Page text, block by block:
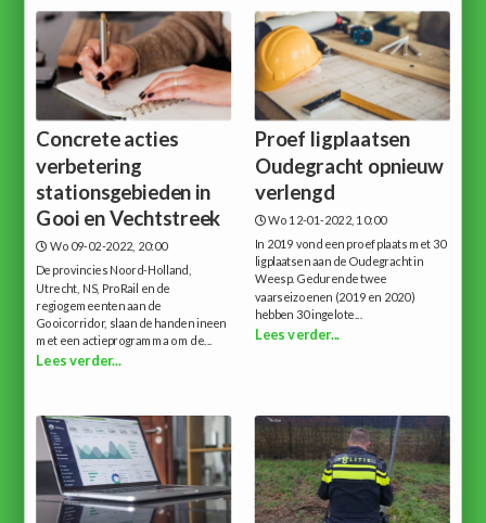
Concrete acties
verbetering
stationsgebieden in
Gooi en Vechtstreek
Wo 09-02-2022, 20:00
De provincies Noord-Holland,
Utrecht, NS, ProRail en de
regiogemeenten aan de
Gooicorridor, slaan de handen ineen
met een actieprogramma om de...
Lees verder...
Proef ligplaatsen
Oudegracht opnieuw
verlengd
Wo 12-01-2022, 10:00
In 2019 vond een proef plaats met 30
ligplaatsen aan de Oudegracht in
Weesp. Gedurende twee
vaarseizoenen (2019 en 2020)
hebben 30 ingelote...
Lees verder...